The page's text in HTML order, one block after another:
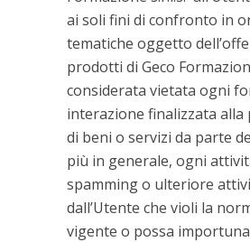
ai soli fini di confronto in
tematiche oggetto
prodotti di Geco
considerata vietata ogni
interazione finalizzata alla
di beni o servizi da parte
più in generale, ogni
spamming o ulteriore
dall’Utente che violi la
vigente o possa